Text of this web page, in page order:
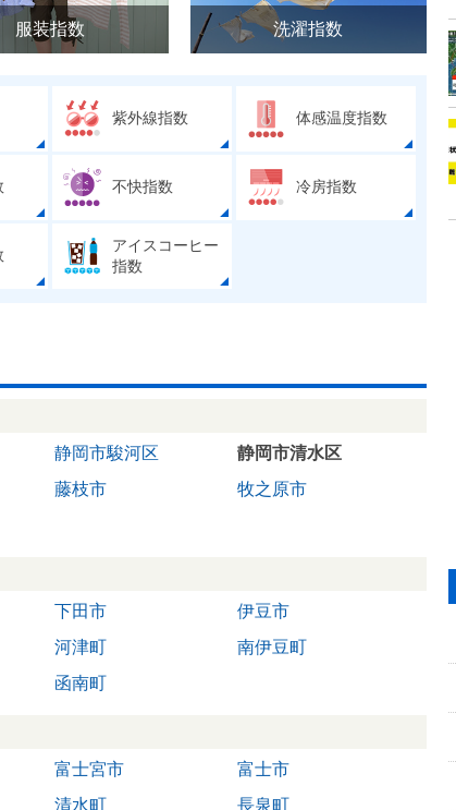
服装指数 洗濯指数
紫外線指数 体感温度指数
不快指数 冷房指数
アイスコーヒー
指数
静岡市駿河区
静岡市清水区
藤枝市
牧之原市
下田市
伊豆市
河津町
南伊豆町
函南町
富士宮市
富士市
清水町
長泉町